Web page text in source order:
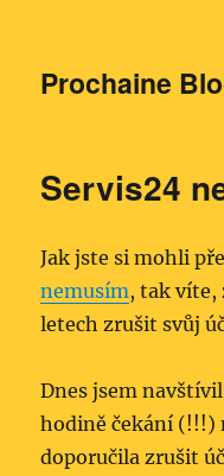
Prochaine
Servis24
Jak jste si mohli
nemusím, tak víte,
letech zrušit svůj
Dnes jsem
hodině čekání (!!!)
doporučila zrušit